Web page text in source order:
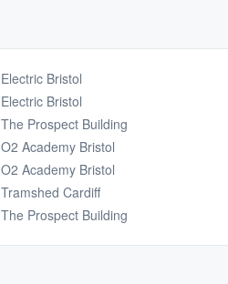
Electric Bristol
Electric Bristol
The Prospect Building
O2 Academy Bristol
O2 Academy Bristol
Tramshed Cardiff
The Prospect Building